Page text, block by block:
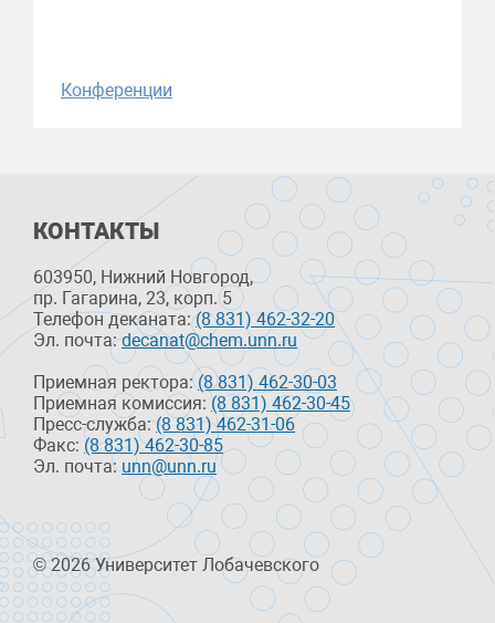
Конференции
КОНТАКТЫ
603950, Нижний Новгород,
пр. Гагарина, 23, корп. 5
Телефон деканата:(8 831) 462-32-20
Эл. почта:decanat@chem.unn.ru
Приемная ректора:(8 831) 462-30-03
Приемная комиссия: (8 831) 462-30-45
Пресс-служба:(8 831) 462-31-06
Факс: (8 831) 462-30-85
Эл. почта:unn@unn.ru
© 2026 Университет Лобачевского